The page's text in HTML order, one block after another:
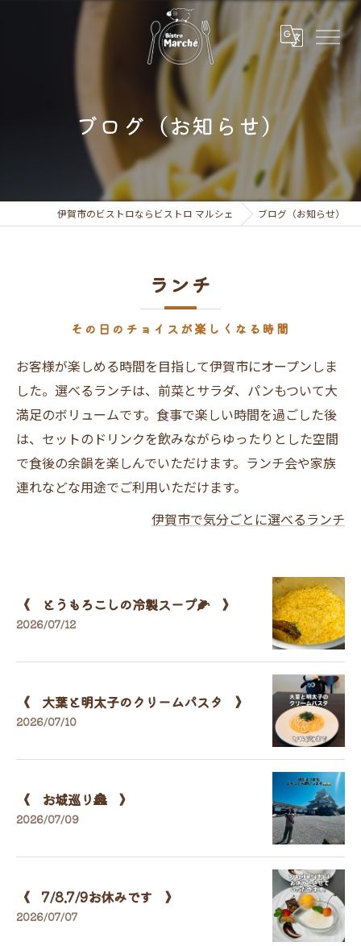
ブログ（お知らせ）
伊賀市のビストロならビストロ マルシェ ブログ（お知らせ）
ランチ
その日のチョイスが楽しくなる時間
お客様が楽しめる時間を目指して伊賀市にオープンしま
した。選べるランチは、前菜とサラダ、パンもついて大
満足のボリュームです。食事で楽しい時間を過ごした後
は、セットのドリンクを飲みながらゆったりとした空間
で食後の余韻を楽しんでいただけます。ランチ会や家族
連れなどな用途でご利用いただけます。
伊賀市で気分ごとに選べるランチ
《 とうもろこしの冷製スープ🌽 》
2026/07/12
《 大葉と明太子のクリームパスタ 》
2026/07/10
《 お城巡り🏯 》
2026/07/09
《 7/8.7/9お休みです 》
2026/07/07